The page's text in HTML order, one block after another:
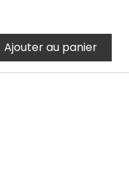
Ajouter au panier